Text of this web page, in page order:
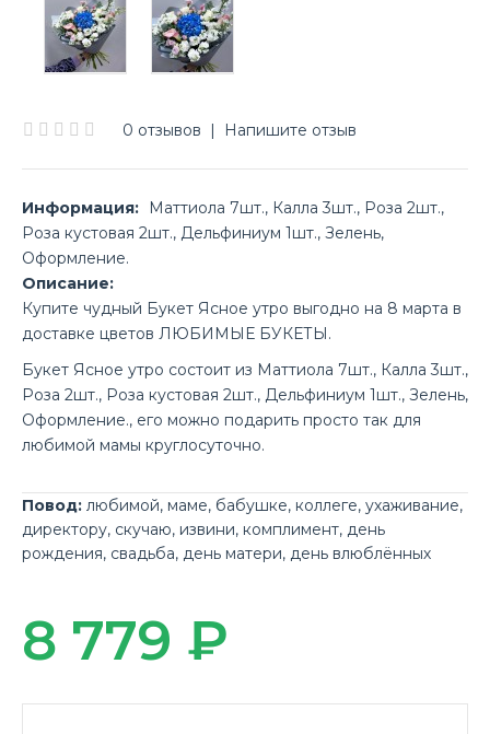
0 отзывов | Напишите отзыв
Информация:
Маттиола 7шт., Калла 3шт., Роза 2шт.,
Роза кустовая 2шт., Дельфиниум 1шт., Зелень,
Оформление.
Описание:
Купите чудный Букет Ясное утро выгодно на 8 марта в
доставке цветов ЛЮБИМЫЕ БУКЕТЫ.
Букет Ясное утро состоит из Маттиола 7шт., Калла 3шт.,
Роза 2шт., Роза кустовая 2шт., Дельфиниум 1шт., Зелень,
Оформление., его можно подарить просто так для
любимой мамы круглосуточно.
Повод: любимой, маме, бабушке, коллеге, ухаживание,
директору, скучаю, извини, комплимент, день
рождения, свадьба, день матери, день влюблённых
8 779 ₽